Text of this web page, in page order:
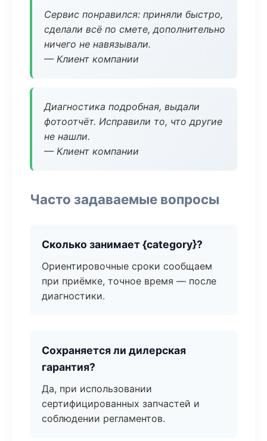
Сервис понравился: приняли быстро,
сделали всё по смете, дополнительно
ничего не навязывали.
— Клиент компании
Диагностика подробная, выдали
фотоотчёт. Исправили то, что другие
не нашли.
— Клиент компании
Часто задаваемые вопросы
Сколько занимает {category}?
Ориентировочные сроки сообщаем
при приёмке, точное время — после
диагностики.
Сохраняется ли дилерская
гарантия?
Да, при использовании
сертифицированных запчастей и
соблюдении регламентов.